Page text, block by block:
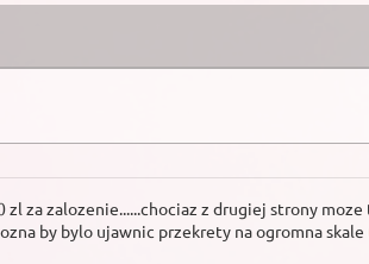
zalozenie......chociaz z drugiej strony
by bylo ujawnic przekrety na ogromna skale